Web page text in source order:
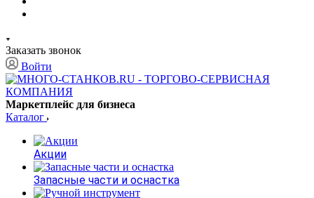
Заказать звонок
Войти
Маркетплейс для бизнеса
Каталог
Акции
Запасные части и оснастка